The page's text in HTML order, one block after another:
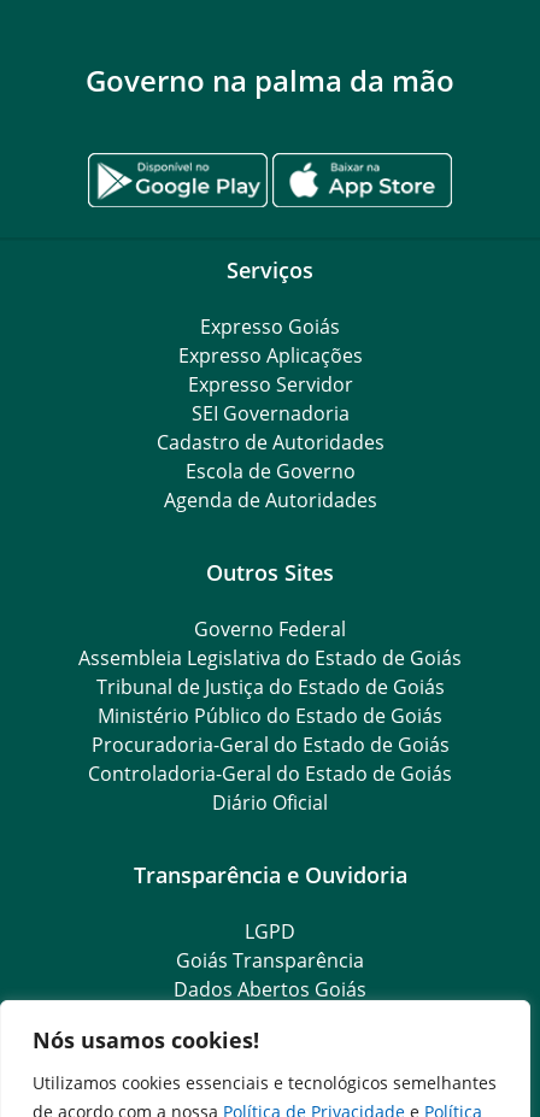
Nós usamos cookies!
Utilizamos cookies essenciais e tecnológicos semelhantes
de acordo com a nossa Política de Privacidade e Política
Governo na palma da mão
Serviços
Expresso Goiás
Expresso Aplicações
Expresso Servidor
SEI Governadoria
Cadastro de Autoridades
Escola de Governo
Agenda de Autoridades
Outros Sites
Governo Federal
Assembleia Legislativa do Estado de Goiás
Tribunal de Justiça do Estado de Goiás
Ministério Público do Estado de Goiás
Procuradoria-Geral do Estado de Goiás
Controladoria-Geral do Estado de Goiás
Diário Oficial
Transparência e Ouvidoria
LGPD
Goiás Transparência
Dados Abertos Goiás
e-SIC – Serviço Eletrônico de Informação ao Cidadão
Ouvidoria Setorial (Expresso)
Ouvidoria Setorial (Presencial)